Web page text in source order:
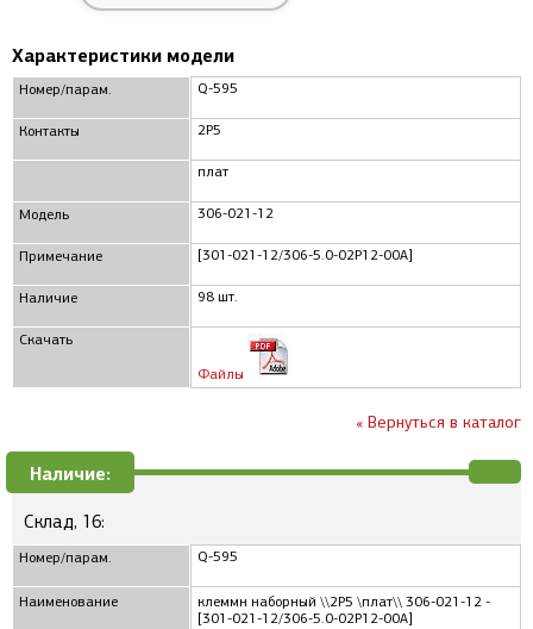
Характеристики модели
Номер/парам.
Контакты
Модель
Примечание
Наличие
Скачать
Q-595
2P5
плат
306-021-12
[301-021-12/306-5.0-02P12-00A]
98 шт.
Файлы
« Вернуться в каталог
Наличие:
Склад, 16:
Номер/парам.
Наименование
Q-595
клеммн наборный \\2P5 \плат\\ 306-021-12 -
[301-021-12/306-5.0-02P12-00A]